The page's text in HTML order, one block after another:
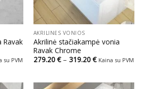
Ravak
€
su PVM
AKRILINĖS VONIOS
Akrilinė stačiakampė vonia
Ravak Chrome
279.20€ – 319.20€Price
range:
319.20 €
Kaina su PVM